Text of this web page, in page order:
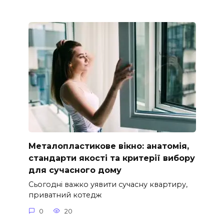
Металопластикове вікно: анатомія,
стандарти якості та критерії вибору
для сучасного дому
Сьогодні важко уявити сучасну квартиру,
приватний котедж
0 20